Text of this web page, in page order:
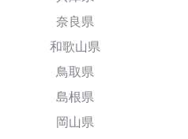
奈良県
和歌山県
鳥取県
島根県
岡山県